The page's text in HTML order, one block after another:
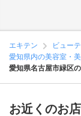
エキテン ビュー
愛知県内の美容室・
愛知県名古屋市緑区
お近くのお店